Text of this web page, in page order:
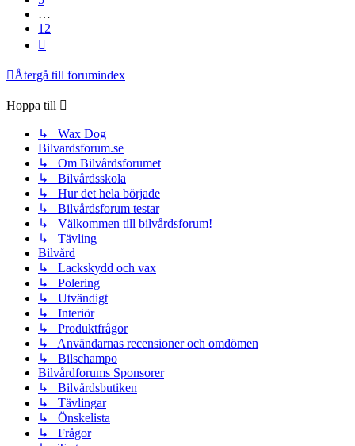
…
12
Återgå till forumindex
Hoppa till
↳ Wax Dog
Bilvardsforum.se
↳ Om Bilvårdsforumet
↳ Bilvårdsskola
↳ Hur det hela började
↳ Bilvårdsforum testar
↳ Välkommen till bilvårdsforum!
↳ Tävling
Bilvård
↳ Lackskydd och vax
↳ Polering
↳ Utvändigt
↳ Interiör
↳ Produktfrågor
↳ Användarnas recensioner och omdömen
↳ Bilschampo
Bilvårdforums Sponsorer
↳ Bilvårdsbutiken
↳ Tävlingar
↳ Önskelista
↳ Frågor